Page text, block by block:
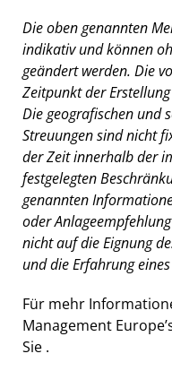
Die oben genannten
indikativ und können
geändert werden. Die
Zeitpunkt der
Die geografischen und
Streuungen sind nicht
der Zeit innerhalb der
festgelegten
genannten
oder
nicht auf die Eignung
und die Erfahrung
Für mehr
Management
Sie .